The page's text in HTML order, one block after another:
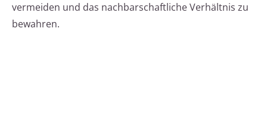
vermeiden und das nachbarschaftliche Verhältnis zu
bewahren.